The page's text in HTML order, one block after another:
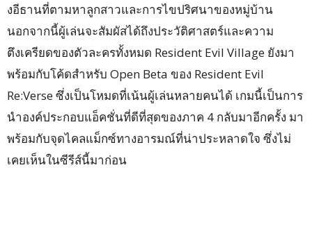
งอีธานที่ตามหาลูกสาวและการไขปริศนาของหมู่บ้าน
นอกจากนี้ผู้เล่นจะสัมผัสได้ถึงประวัติศาสตร์และความ
ตึงเครียดของตัวละครทั้งหมด Resident Evil Village ยังมา
พร้อมกับโค้ดสำหรับ Open Beta ของ Resident Evil
Re:Verse ซึ่งเป็นโหมดที่เน้นผู้เล่นหลายคนได้ เกมนี้เป็นการ
นำองค์ประกอบแอ็คชั่นที่ดีที่สุดของภาค 4 กลับมาอีกครั้ง มา
พร้อมกับจุดไคลแม็กซ์ทางอารมณ์ที่น่าประหลาดใจ ซึ่งไม่
เคยเห็นในซีรีส์นี้มาก่อน